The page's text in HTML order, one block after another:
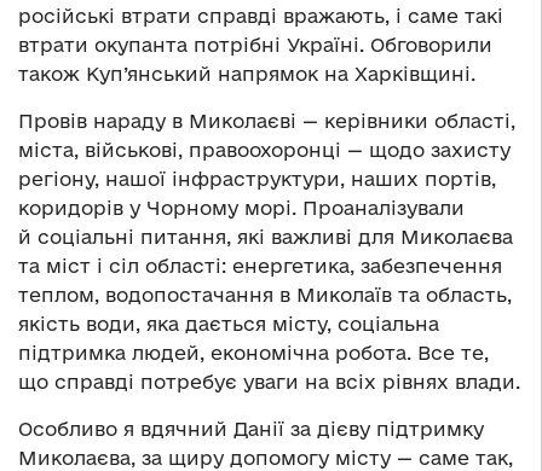
російські втрати справді вражають, і саме такі
втрати окупанта потрібні Україні. Обговорили
також Куп’янський напрямок на Харківщині.
Провів нараду в Миколаєві — керівники області,
міста, військові, правоохоронці — щодо захисту
регіону, нашої інфраструктури, наших портів,
коридорів у Чорному морі. Проаналізували
й соціальні питання, які важливі для Миколаєва
та міст і сіл області: енергетика, забезпечення
теплом, водопостачання в Миколаїв та область,
якість води, яка дається місту, соціальна
підтримка людей, економічна робота. Все те,
що справді потребує уваги на всіх рівнях влади.
Особливо я вдячний Данії за дієву підтримку
Миколаєва, за щиру допомогу місту — саме так,